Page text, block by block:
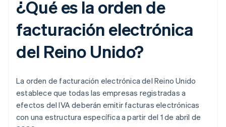
¿Qué es la orden de
facturación electrónica
del Reino Unido?
La orden de facturación electrónica del Reino Unido
establece que todas las empresas registradas a
efectos del IVA deberán emitir facturas electrónicas
con una estructura específica a partir del 1 de abril de